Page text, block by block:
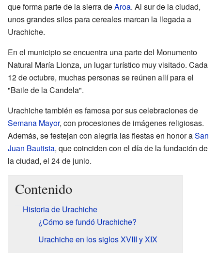
que forma parte de la sierra deAroa. Al sur de la ciudad,
unos grandes silos para cereales marcan la llegada a
Urachiche.
En el municipio se encuentra una parte del Monumento
Natural María Lionza, un lugar turístico muy visitado. Cada
12 de octubre, muchas personas se reúnen allí para el
"Baile de la Candela".
Urachiche también es famosa por sus celebraciones de
Semana Mayor, con procesiones de imágenes religiosas.
Además, se festejan con alegría las fiestas en honor aSan
Juan Bautista, que coinciden con el día de la fundación de
la ciudad, el 24 de junio.
Contenido
Historia de Urachiche
¿Cómo se fundó Urachiche?
Urachiche en los siglos XVIII y XIX